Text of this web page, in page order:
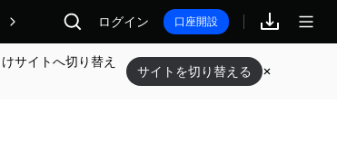
報酬 ログイン 口座開設
サイトへ切り替え
サイトを切り替える